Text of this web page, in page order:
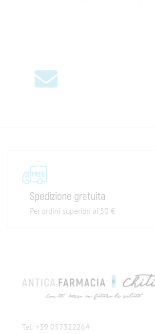
Spedizione gratuita
Per ordini superiori ai 50 €
Tel: +39 057322264